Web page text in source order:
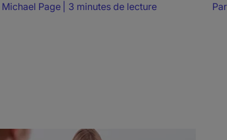
Michael Page 3 minutes de lecture
Par